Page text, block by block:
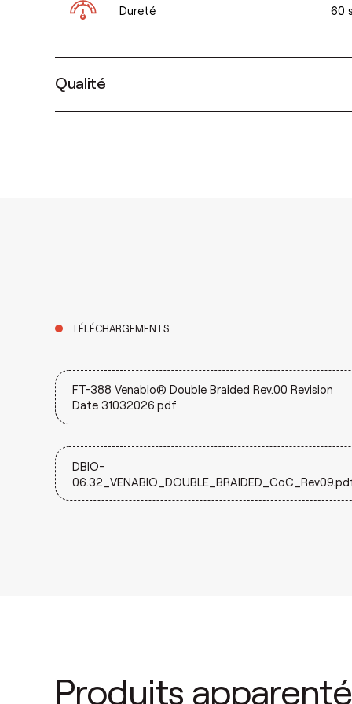
Dureté 60
Qualité
TÉLÉCHARGEMENTS
FT-388 Venabio® Double Braided Rev.00 Revision
Date 31032026.pdf
DBIO-
Produits